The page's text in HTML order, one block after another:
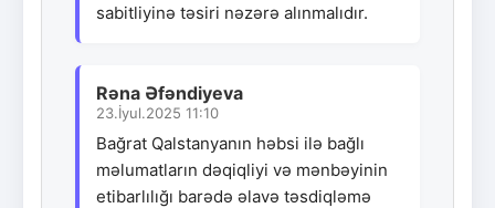
sabitliyinə təsiri nəzərə alınmalıdır.
Rəna Əfəndiyeva
23.İyul.2025 11:10
Bağrat Qalstanyanın həbsi ilə bağlı
məlumatların dəqiqliyi və mənbəyinin
etibarlılığı barədə əlavə təsdiqləmə